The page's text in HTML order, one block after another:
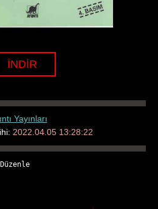
İNDİR
Yayınları
2022.04.05 13:28:22
Düzenle